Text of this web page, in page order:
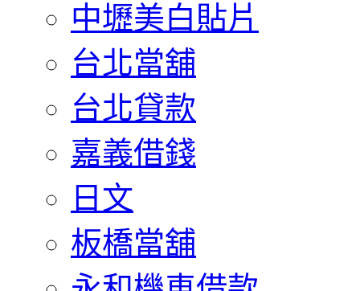
中壢美白貼片
台北當舖
台北貸款
嘉義借錢
日文
板橋當舖